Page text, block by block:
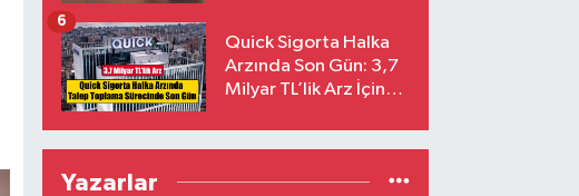
Quick Sigorta Halka
Arzında Son Gün: 3,7
Milyar TL’lik Arz İçin
Eriyor
6
Yazarlar